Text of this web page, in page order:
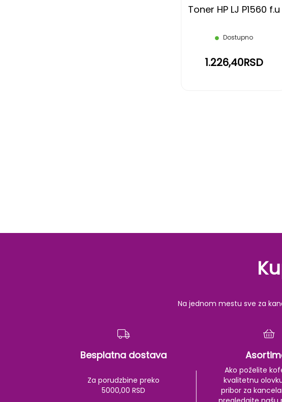
Toner HP LJ P1560 f.u
Dostupno
1.226,40RSD
Na jednom mestu sve za
Besplatna dostava
Za porudzbine preko
5000,00 RSD
Ako poželite
kvalitetnu
pribor za